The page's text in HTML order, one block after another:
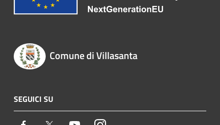
Comune di Villasanta
SEGUICI SU